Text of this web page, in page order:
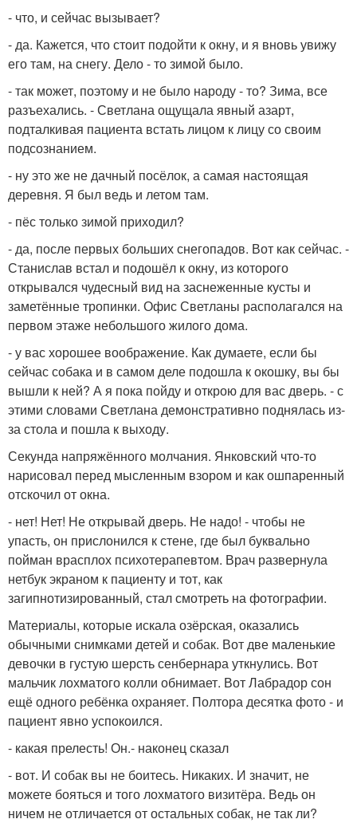
- что, и сейчас вызывает?
- да. Кажется, что стоит подойти к окну, и я вновь увижу
его там, на снегу. Дело - то зимой было.
- так может, поэтому и не было народу - то? Зима, все
разъехались. - Светлана ощущала явный азарт,
подталкивая пациента встать лицом к лицу со своим
подсознанием.
- ну это же не дачный посёлок, а самая настоящая
деревня. Я был ведь и летом там.
- пёс только зимой приходил?
- да, после первых больших снегопадов. Вот как сейчас. -
Станислав встал и подошёл к окну, из которого
открывался чудесный вид на заснеженные кусты и
заметённые тропинки. Офис Светланы располагался на
первом этаже небольшого жилого дома.
- у вас хорошее воображение. Как думаете, если бы
сейчас собака и в самом деле подошла к окошку, вы бы
вышли к ней? А я пока пойду и открою для вас дверь. - с
этими словами Светлана демонстративно поднялась из-
за стола и пошла к выходу.
Секунда напряжённого молчания. Янковский что-то
нарисовал перед мысленным взором и как ошпаренный
отскочил от окна.
- нет! Нет! Не открывай дверь. Не надо! - чтобы не
упасть, он прислонился к стене, где был буквально
пойман врасплох психотерапевтом. Врач развернула
нетбук экраном к пациенту и тот, как
загипнотизированный, стал смотреть на фотографии.
Материалы, которые искала озёрская, оказались
обычными снимками детей и собак. Вот две маленькие
девочки в густую шерсть сенбернара уткнулись. Вот
мальчик лохматого колли обнимает. Вот Лабрадор сон
ещё одного ребёнка охраняет. Полтора десятка фото - и
пациент явно успокоился.
- какая прелесть! Он.- наконец сказал
- вот. И собак вы не боитесь. Никаких. И значит, не
можете бояться и того лохматого визитёра. Ведь он
ничем не отличается от остальных собак, не так ли?